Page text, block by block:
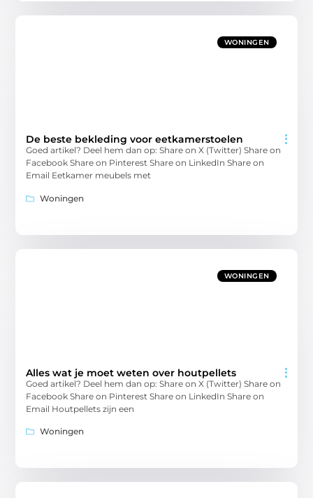
WONINGEN
De beste bekleding voor eetkamerstoelen
Goed artikel? Deel hem dan op: Share on X (Twitter) Share on
Facebook Share on Pinterest Share on LinkedIn Share on
Email Eetkamer meubels met
Woningen
WONINGEN
Alles wat je moet weten over houtpellets
Goed artikel? Deel hem dan op: Share on X (Twitter) Share on
Facebook Share on Pinterest Share on LinkedIn Share on
Email Houtpellets zijn een
Woningen